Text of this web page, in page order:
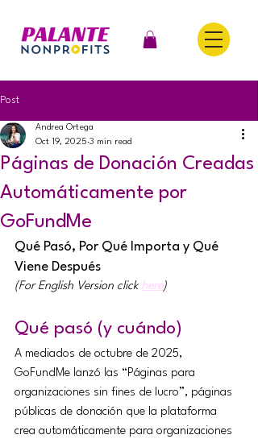
Post
Páginas de Donación Creadas
Automáticamente por
GoFundMe
Andrea Ortega
Oct 19, 2025 3 min read
Qué Pasó, Por Qué Importa y Qué
Viene Después
(For English Version click here)
Qué pasó (y cuándo)
A mediados de octubre de 2025,
GoFundMe lanzó las “Páginas para
organizaciones sin fines de lucro”, páginas
públicas de donación que la plataforma
crea automáticamente para organizaciones